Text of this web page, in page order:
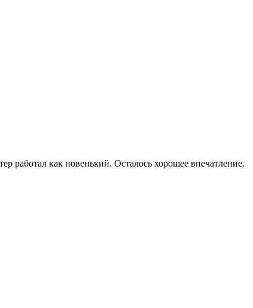
работал как новенький. Осталось хорошее впечатление.